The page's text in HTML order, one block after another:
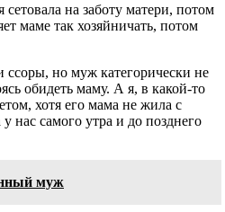
на заботу матери, потом
маме так хозяйничать, потом
но муж категорически не
обидеть маму. А я, в какой-то
хотя его мама не жила с
нас самого утра и до позднего
муж